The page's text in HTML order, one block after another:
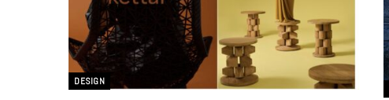
DESIGN